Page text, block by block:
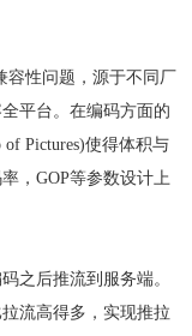
容性问题，源于不同厂
平台。在编码方面的
Pictures)使得体积与
，GOP等参数设计上
之后推流到服务端。
流高得多，实现推拉